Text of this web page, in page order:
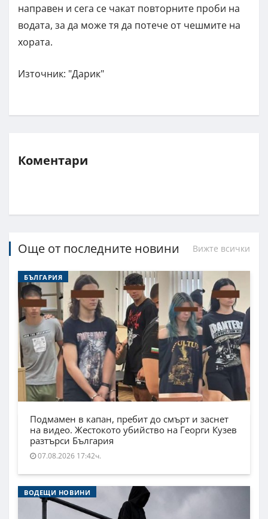
направен и сега се чакат повторните проби на
водата, за да може тя да потече от чешмите на
хората.
Източник: "Дарик"
Коментари
Още от последните новини Вижте всички
БЪЛГАРИЯ
Подмамен в капан, пребит до смърт и заснет
на видео. Жестокото убийство на Георги Кузев
разтърси България
07.08.2026 17:42ч.
ВОДЕЩИ НОВИНИ